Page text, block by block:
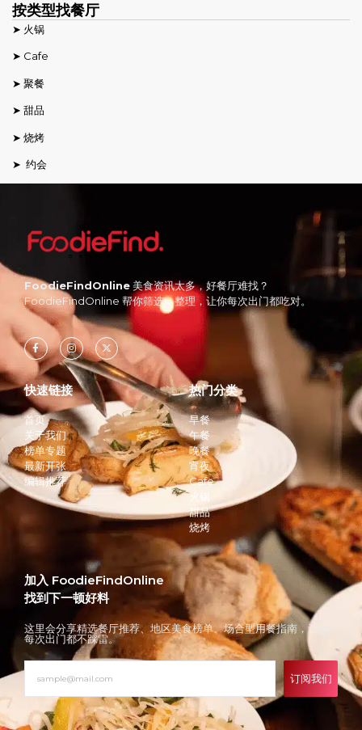
按类型找餐厅
➤ 火锅
➤ Cafe
➤ 聚餐
➤ 甜品
➤ 烧烤
➤ 约会
FoodieFindOnline美食资讯太多，好餐厅难找？
FoodieFindOnline 帮你筛选、整理，让你每次出门都吃对。
快速链接
首页
关于我们
榜单专题
最新开张
编辑推荐
热门分类
早餐
午餐
晚餐
宵夜
Cafe
火锅
甜品
烧烤
加入 FoodieFindOnline
找到下一顿好料
这里会分享精选餐厅推荐、地区美食榜单、场合型用餐指南，让你
每次出门都不踩雷。
订阅我们